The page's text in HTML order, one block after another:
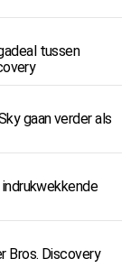
tussen
gaan verder als
indrukwekkende
Bros. Discovery